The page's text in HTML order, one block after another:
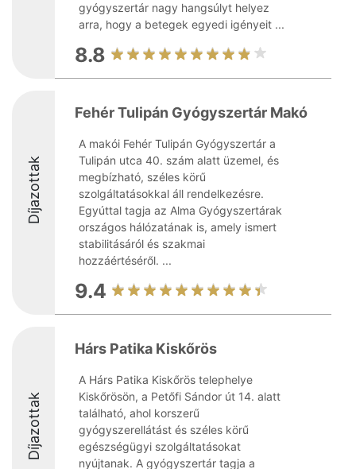
gyógyszertár nagy hangsúlyt helyez
arra, hogy a betegek egyedi igényeit ...
8.8
Díjazottak
Fehér Tulipán Gyógyszertár Makó
A makói Fehér Tulipán Gyógyszertár a
Tulipán utca 40. szám alatt üzemel, és
megbízható, széles körű
szolgáltatásokkal áll rendelkezésre.
Egyúttal tagja az Alma Gyógyszertárak
országos hálózatának is, amely ismert
stabilitásáról és szakmai
hozzáértéséről. ...
9.4
Díjazottak
Hárs Patika Kiskőrös
A Hárs Patika Kiskőrös telephelye
Kiskőrösön, a Petőfi Sándor út 14. alatt
található, ahol korszerű
gyógyszerellátást és széles körű
egészségügyi szolgáltatásokat
nyújtanak. A gyógyszertár tagja a